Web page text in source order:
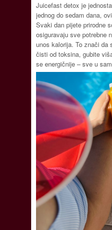
Juicefast detox je
jednog do sedam dana,
Svaki dan pijete prirodne
osiguravaju sve potrebne
unos kalorija. To znači da
čisti od toksina, gubite
se energičnije – sve u